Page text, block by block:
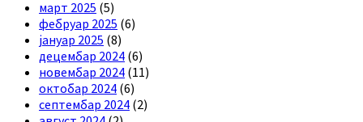
март 2025 (5)
фебруар 2025 (6)
јануар 2025 (8)
децембар 2024 (6)
новембар 2024 (11)
октобар 2024 (6)
септембар 2024 (2)